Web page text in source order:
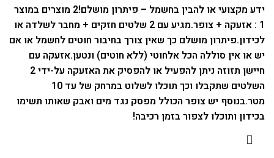
ידע מקצועי או להבין בחשמל – פיתרון מושלם!
2 מוצרים במוצר
1 : אזעקה + צופר.
מגיע עם 2 שלטים חזקים + מחבר לשלדה או
לכידון.פיתרון מושלם כך שאין צורך בחיבור חוטים לחשמל או אם
יש או אין סוללה הכל אלחוטי (ללא חוטים) ונטען.אזעקה עם
חיישן תזוזה ניתן להפעיל או להפסיק את האזעקה על-ידי 2
השלטים שתקבלו וכך תוכלו לשלוט במרחק של עד 10
מטר.בנוסף יש צופר הכולל מפסק נגד מים ואבק שאותו תשימו
בכידון ותוכלו לצפור בזמן רכיבה!